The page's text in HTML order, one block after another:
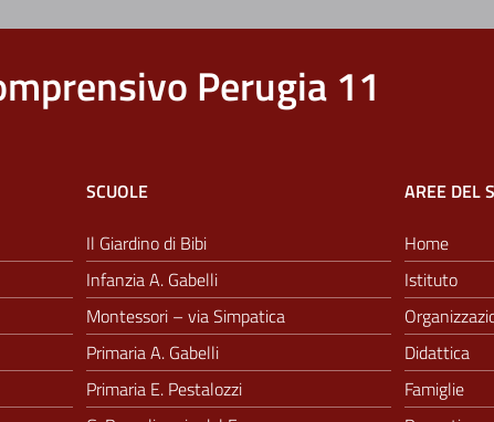
Perugia 11
SCUOLE
Il Giardino di Bibi
Infanzia A. Gabelli
Montessori – via Simpatica
Primaria A. Gabelli
Primaria E. Pestalozzi
AREE DEL
Home
Istituto
Didattica
Famiglie